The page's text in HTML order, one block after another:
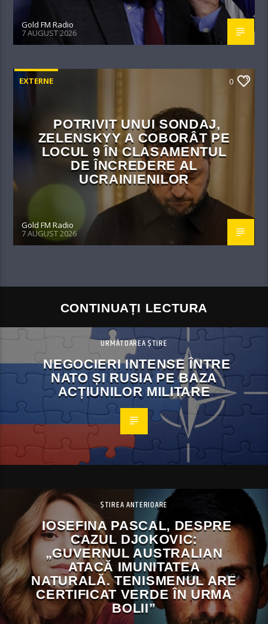
Gold FM Radio
7 AUGUST 2026
EXTERNE 0
POTRIVIT UNUI SONDAJ,
ZELENSKYY A COBORÂT PE
LOCUL 9 ÎN CLASAMENTUL
DE ÎNCREDERE AL
UCRAINIENILOR
Gold FM Radio
7 AUGUST 2026
CONTINUAȚI LECTURA
URMĂTOAREA ȘTIRE
NEGOCIERI INTENSE ÎNTRE
NATO ȘI RUSIA PE BAZA
ACȚIUNILOR MILITARE
ȘTIREA ANTERIOARE
IOSEFINA PASCAL, DESPRE
CAZUL DJOKOVIC:
„GUVERNUL AUSTRALIAN
ATACĂ IMUNITATEA
NATURALĂ. TENISMENUL ARE
CERTIFICAT VERDE ÎN URMA
BOLII”